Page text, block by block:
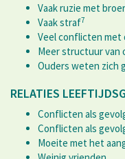
Vaak ruzie met
Vaak straf7
Veel conflicten met
Meer structuur van
Ouders weten zich
RELATIES
Conflicten als
Conflicten als
Moeite met het